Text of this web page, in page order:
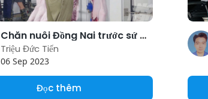
Chăn nuôi Đồng Nai trước sứ mệnh mới [Bài cuối]: Ứng dụng công nghệ cao kiểm soát dịch bệnh
Triệu Đức Tiến
06 Sep 2023
Đọc thêm